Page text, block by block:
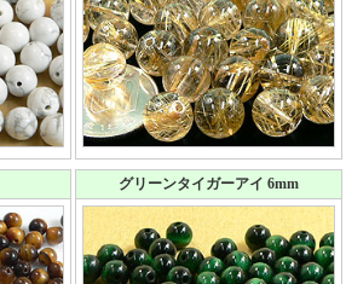
グリーンタイガーアイ 6mm